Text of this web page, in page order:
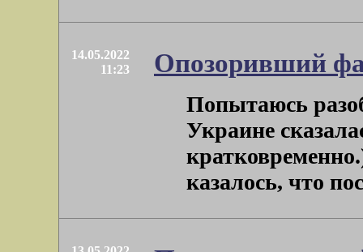
14.05.2022
11:23
Опозоривший
Попытаюсь
Украине
казалось, что